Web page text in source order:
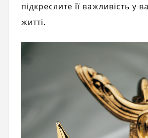
підкреслите її важливість у
житті.